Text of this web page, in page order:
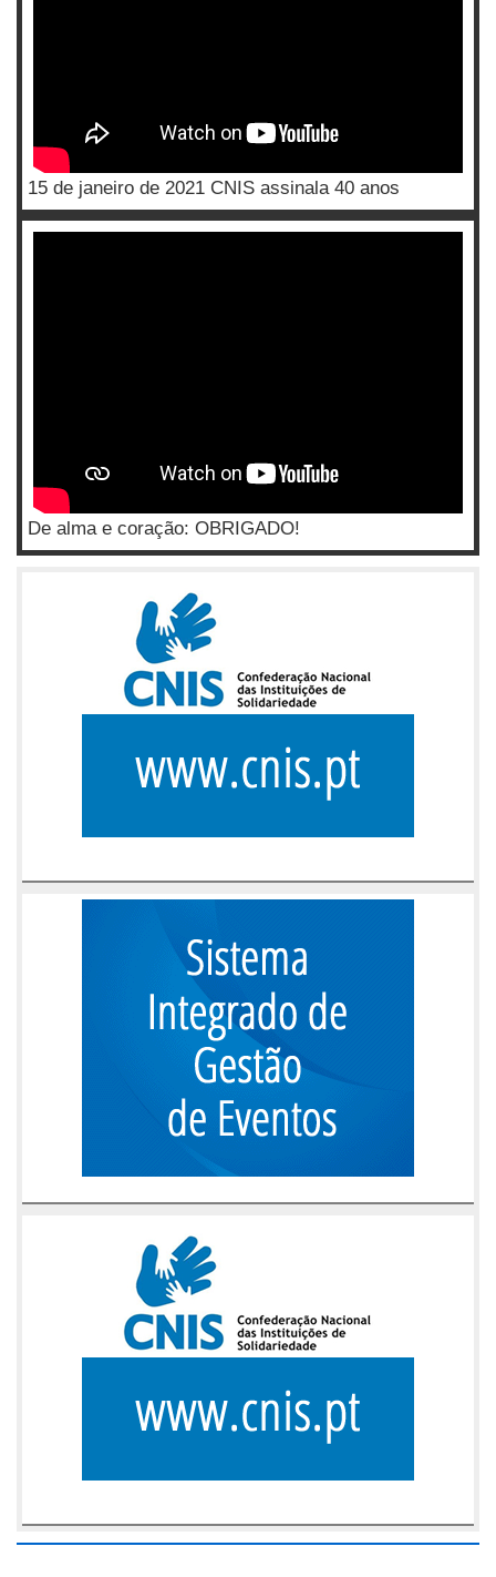
15 de janeiro de 2021 CNIS assinala 40 anos
De alma e coração: OBRIGADO!